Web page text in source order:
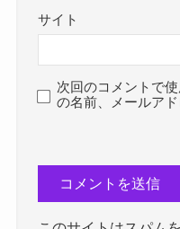
サイト
次回のコメントで
の名前、メールア